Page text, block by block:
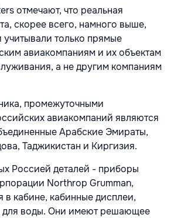
отмечают, что реальная
скорее всего, намного выше,
учитывали только прямые
авиакомпаниям и их объектам
а не другим компаниям
промежуточными
авиакомпаний являются
Арабские Эмираты,
Таджикистан и Киргизия.
Россией деталей - приборы
Northrop Grumman,
в кабине, кабинные дисплеи,
для воды. Они имеют решающее